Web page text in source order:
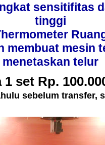
sensitifitas
tinggi
membuat mesin
menetaskan telur
1 set Rp.
sebelum transfer,